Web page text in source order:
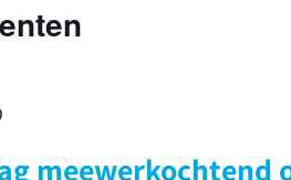
meewerkochtend